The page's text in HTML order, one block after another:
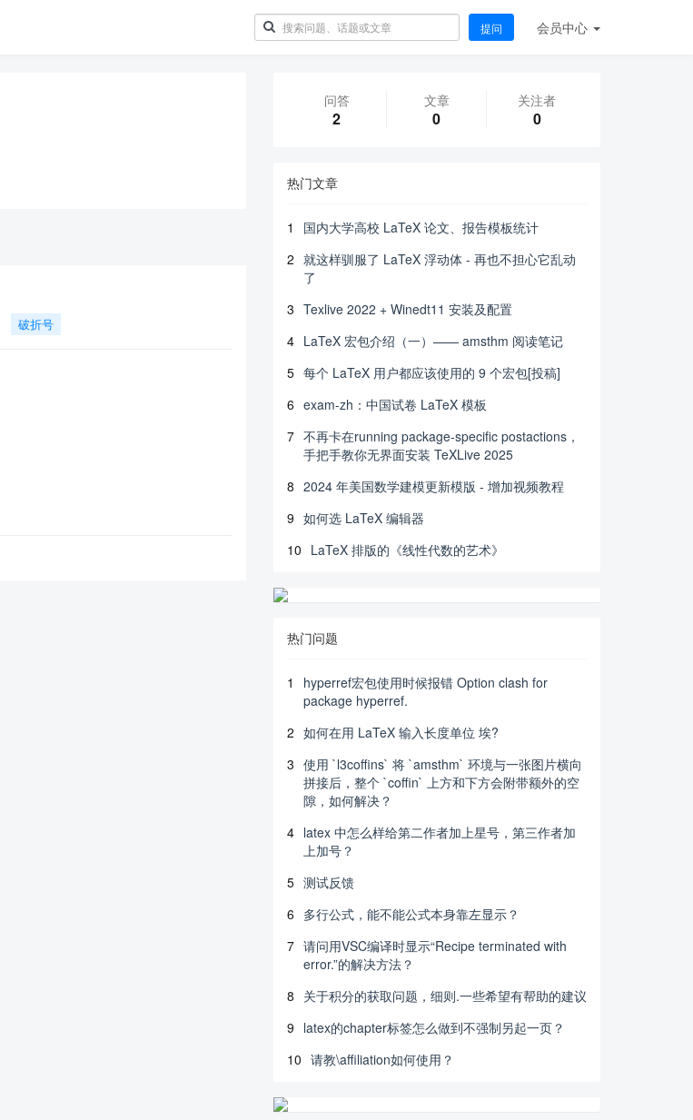
提问 会员中心
破折号
问答
2
文章
0
关注者
0
热门文章
1
国内大学高校 LaTeX 论文、报告模板统计
2 就这样驯服了 LaTeX 浮动体 - 再也不担心它乱动
了
3 Texlive 2022 + Winedt11 安装及配置
4 LaTeX 宏包介绍（一）—— amsthm 阅读笔记
5 每个 LaTeX 用户都应该使用的 9 个宏包[投稿]
6 exam-zh：中国试卷 LaTeX 模板
7 不再卡在running package-specific postactions，
手把手教你无界面安装 TeXLive 2025
8 2024 年美国数学建模更新模版 - 增加视频教程
9 如何选 LaTeX 编辑器
10 LaTeX 排版的《线性代数的艺术》
热门问题
1
hyperref宏包使用时候报错 Option clash for
package hyperref.
2 如何在用 LaTeX 输入长度单位 埃?
3 使用 `l3coffins` 将 `amsthm` 环境与一张图片横向
拼接后，整个 `coffin` 上方和下方会附带额外的空
隙，如何解决？
4 latex 中怎么样给第二作者加上星号，第三作者加
上加号？
5 测试反馈
6 多行公式，能不能公式本身靠左显示？
7 请问用VSC编译时显示“Recipe terminated with
error.”的解决方法？
8 关于积分的获取问题，细则.一些希望有帮助的建议
9 latex的chapter标签怎么做到不强制另起一页？
10 请教\affiliation如何使用？